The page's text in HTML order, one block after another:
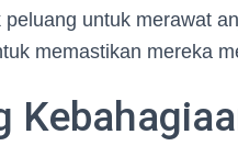
untuk merawat
memastikan mereka